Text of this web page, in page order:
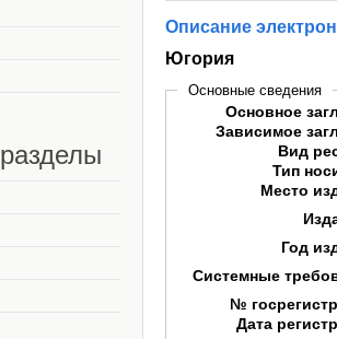
Описание
Югория
Основные сведения
Основное
Зависимое
Вид
Тип
Место
Год
Системные
№
Дата
разделы